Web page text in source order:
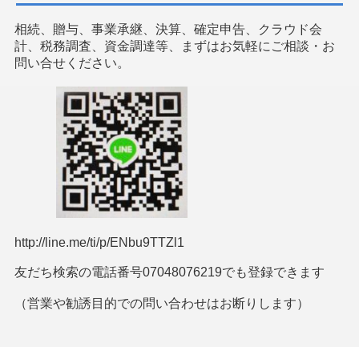
相続、贈与、事業承継、決算、確定申告、クラウド会
計、税務調査、資金調達等、まずはお気軽にご相談・お
問い合せください。
http://line.me/ti/p/ENbu9TTZl1
友だち検索の電話番号07048076219でも登録できます
（営業や勧誘目的での問い合わせはお断りします）